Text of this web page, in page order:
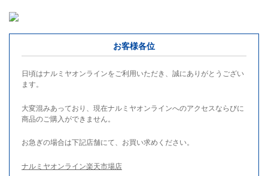
お客様各位
日頃はナルミヤオンラインをご利用いただき、誠にありがとうござい
ます。
大変混みあっており、現在ナルミヤオンラインへのアクセスならびに
商品のご購入ができません。
お急ぎの場合は下記店舗にて、お買い求めください。
ナルミヤオンライン楽天市場店